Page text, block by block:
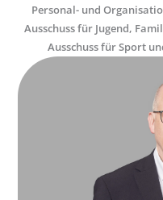
Personal- und
Ausschuss für Jugend,
Ausschuss für Sport